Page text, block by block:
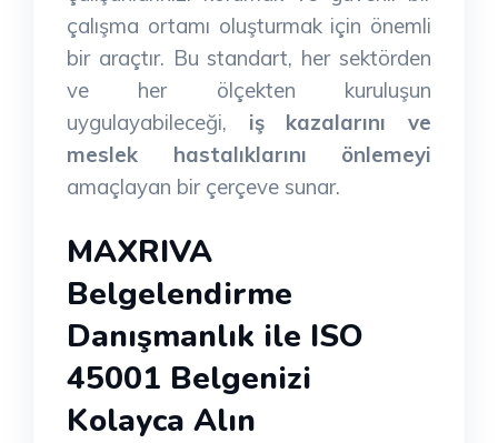
çalışma ortamı oluşturmak için önemli
bir araçtır. Bu standart, her sektörden
ve her ölçekten kuruluşun
uygulayabileceği, iş kazalarını ve
meslek hastalıklarını önlemeyi
amaçlayan bir çerçeve sunar.
MAXRIVA
Belgelendirme
Danışmanlık ile ISO
45001 Belgenizi
Kolayca Alın